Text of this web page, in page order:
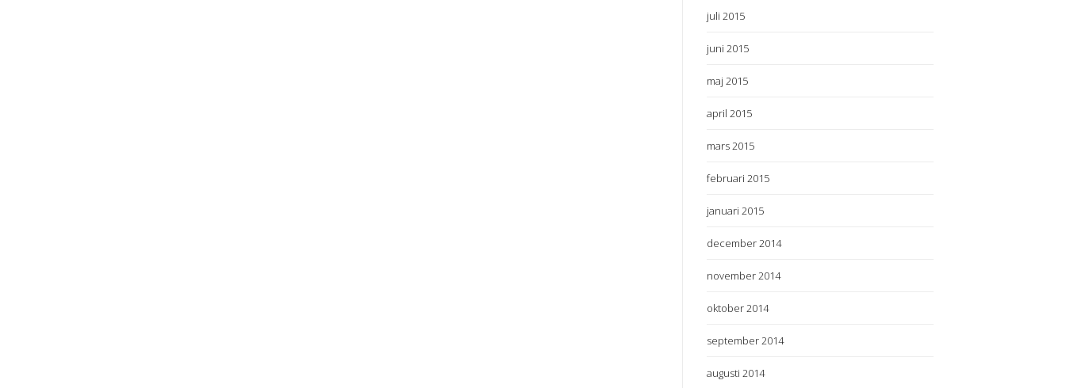
juli 2015
juni 2015
maj 2015
april 2015
mars 2015
februari 2015
januari 2015
december 2014
november 2014
oktober 2014
september 2014
augusti 2014